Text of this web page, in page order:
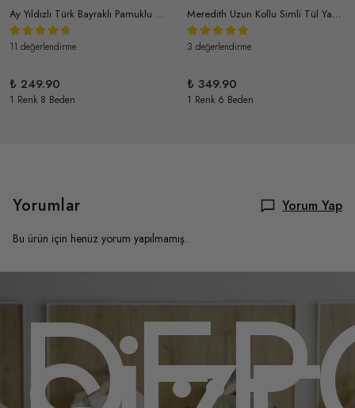
Ay Yıldızlı Türk Bayraklı Pamuklu Uzun Kollu Unisex T-shirt Body
11 değerlendirme
₺ 249.90
1 Renk 8 Beden
Meredith Uzun Kollu Simli Tül Yakalı Pamuklu Kaşkorse Kız Çocuk Body
3 değerlendirme
₺ 349.90
1 Renk 6 Beden
Yorumlar Yorum Yap
Bu ürün için henüz yorum yapılmamış.